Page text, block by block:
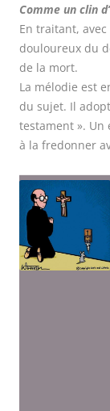
Comme un clin
En traitant,
douloureux du
de la mort.
La mélodie est
du sujet. Il
testament ». Un
à la fredonner